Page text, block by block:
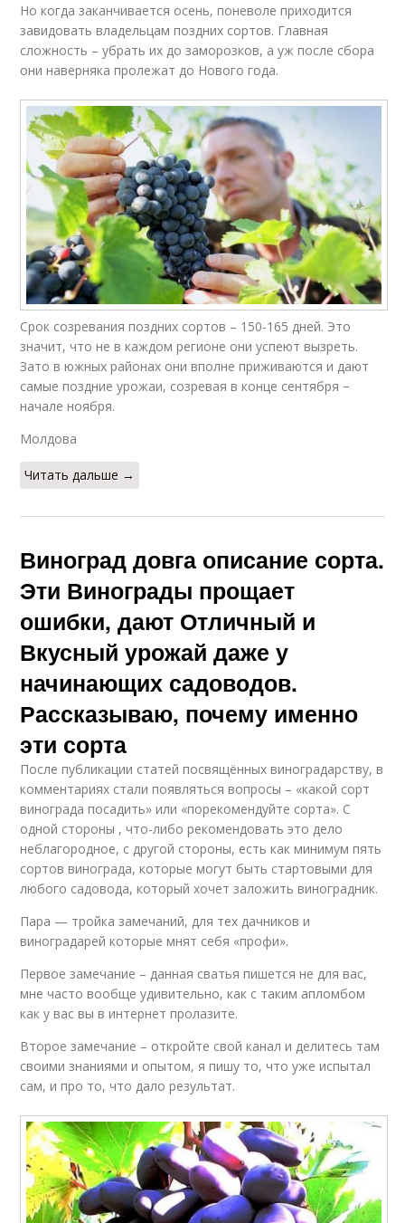
Но когда заканчивается осень, поневоле приходится
завидовать владельцам поздних сортов. Главная
сложность – убрать их до заморозков, а уж после сбора
они наверняка пролежат до Нового года.
Срок созревания поздних сортов – 150-165 дней. Это
значит, что не в каждом регионе они успеют вызреть.
Зато в южных районах они вполне приживаются и дают
самые поздние урожаи, созревая в конце сентября −
начале ноября.
Молдова
Читать дальше →
Виноград довга описание сорта.
Эти Винограды прощает
ошибки, дают Отличный и
Вкусный урожай даже у
начинающих садоводов.
Рассказываю, почему именно
эти сорта
После публикации статей посвящённых виноградарству, в
комментариях стали появляться вопросы – «какой сорт
винограда посадить» или «порекомендуйте сорта». С
одной стороны , что-либо рекомендовать это дело
неблагородное, с другой стороны, есть как минимум пять
сортов винограда, которые могут быть стартовыми для
любого садовода, который хочет заложить виноградник.
Пара — тройка замечаний, для тех дачников и
виноградарей которые мнят себя «профи».
Первое замечание – данная сватья пишется не для вас,
мне часто вообще удивительно, как с таким апломбом
как у вас вы в интернет пролазите.
Второе замечание – откройте свой канал и делитесь там
своими знаниями и опытом, я пишу то, что уже испытал
сам, и про то, что дало результат.